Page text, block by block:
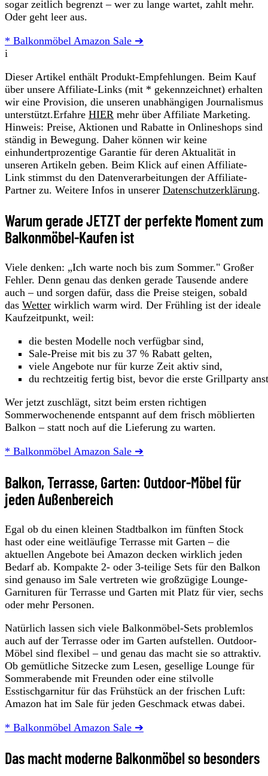
sogar zeitlich begrenzt – wer zu lange wartet, zahlt mehr.
Oder geht leer aus.
* Balkonmöbel Amazon Sale ➔
i
Dieser Artikel enthält Produkt-Empfehlungen. Beim Kauf
über unsere Affiliate-Links (mit * gekennzeichnet) erhalten
wir eine Provision, die unseren unabhängigen Journalismus
unterstützt.Erfahre HIER mehr über Affiliate Marketing.
Hinweis: Preise, Aktionen und Rabatte in Onlineshops sind
ständig in Bewegung. Daher können wir keine
einhundertprozentige Garantie für deren Aktualität in
unseren Artikeln geben. Beim Klick auf einen Affiliate-
Link stimmst du den Datenverarbeitungen der Affiliate-
Partner zu. Weitere Infos in unserer Datenschutzerklärung.
Warum gerade JETZT der perfekte Moment zum
Balkonmöbel-Kaufen ist
Viele denken: „Ich warte noch bis zum Sommer." Großer
Fehler. Denn genau das denken gerade Tausende andere
auch – und sorgen dafür, dass die Preise steigen, sobald
das Wetter wirklich warm wird. Der Frühling ist der ideale
Kaufzeitpunkt, weil:
die besten Modelle noch verfügbar sind,
Sale-Preise mit bis zu 37 % Rabatt gelten,
viele Angebote nur für kurze Zeit aktiv sind,
du rechtzeitig fertig bist, bevor die erste Grillparty
Wer jetzt zuschlägt, sitzt beim ersten richtigen
Sommerwochenende entspannt auf dem frisch möblierten
Balkon – statt noch auf die Lieferung zu warten.
* Balkonmöbel Amazon Sale ➔
Balkon, Terrasse, Garten: Outdoor-Möbel für
jeden Außenbereich
Egal ob du einen kleinen Stadtbalkon im fünften Stock
hast oder eine weitläufige Terrasse mit Garten – die
aktuellen Angebote bei Amazon decken wirklich jeden
Bedarf ab. Kompakte 2- oder 3-teilige Sets für den Balkon
sind genauso im Sale vertreten wie großzügige Lounge-
Garnituren für Terrasse und Garten mit Platz für vier, sechs
oder mehr Personen.
Natürlich lassen sich viele Balkonmöbel-Sets problemlos
auch auf der Terrasse oder im Garten aufstellen. Outdoor-
Möbel sind flexibel – und genau das macht sie so attraktiv.
Ob gemütliche Sitzecke zum Lesen, gesellige Lounge für
Sommerabende mit Freunden oder eine stilvolle
Esstischgarnitur für das Frühstück an der frischen Luft:
Amazon hat im Sale für jeden Geschmack etwas dabei.
* Balkonmöbel Amazon Sale ➔
Das macht moderne Balkonmöbel so besonders